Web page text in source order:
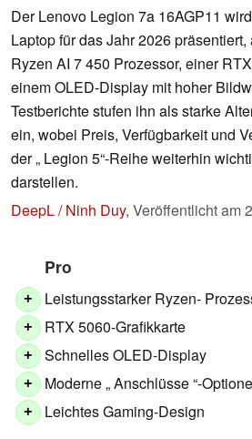
Der Lenovo Legion 7a 16AGP11
Laptop für das Jahr 2026
Ryzen AI 7 450 Prozessor, einer
einem OLED-Display mit hoher
Testberichte stufen ihn als starke
ein, wobei Preis, Verfügbarkeit und
der „ Legion 5“-Reihe weiterhin
darstellen.
DeepL / Ninh Duy, Veröffentlicht am
Pro
+ Leistungsstarker Ryzen-
+ RTX 5060-Grafikkarte
+ Schnelles OLED-Display
+ Moderne „ Anschlüsse “-
+ Leichtes Gaming-Design